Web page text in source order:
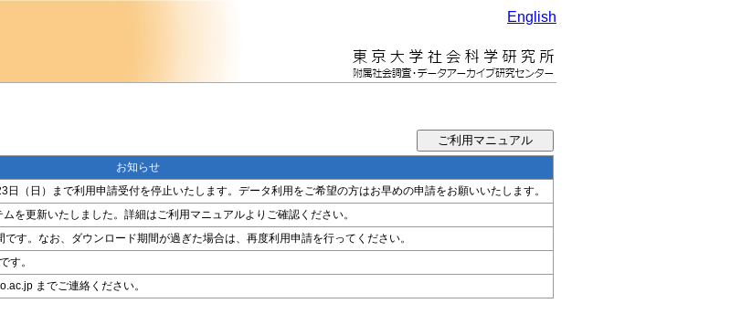
English
お知らせ
（日）まで利用申請受付を停止いたします。データ利用をご希望の方はお早めの申請をお願いいたします。
を更新いたしました。詳細はご利用マニュアルよりご確認ください。
す。なお、ダウンロード期間が過ぎた場合は、再度利用申請を行ってください。
す。
までご連絡ください。